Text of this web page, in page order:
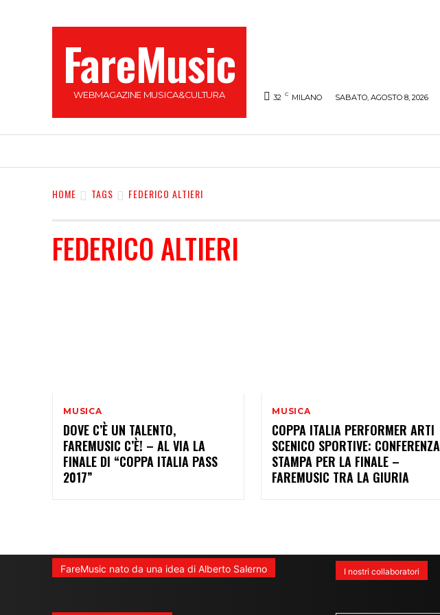
FareMusic
WEBMAGAZINE MUSICA&CULTURA 32 C MILANO SABATO, AGOSTO 8, 2026
HOME TAGS FEDERICO ALTIERI
FEDERICO ALTIERI
MUSICA
DOVE C’È UN TALENTO,
FAREMUSIC C’È! – AL VIA LA
FINALE DI “COPPA ITALIA PASS
2017”
MUSICA
COPPA ITALIA PERFORMER ARTI
SCENICO SPORTIVE: CONFERENZA
STAMPA PER LA FINALE –
FAREMUSIC TRA LA GIURIA
FareMusic nato da una idea di Alberto Salerno I nostri collaboratori